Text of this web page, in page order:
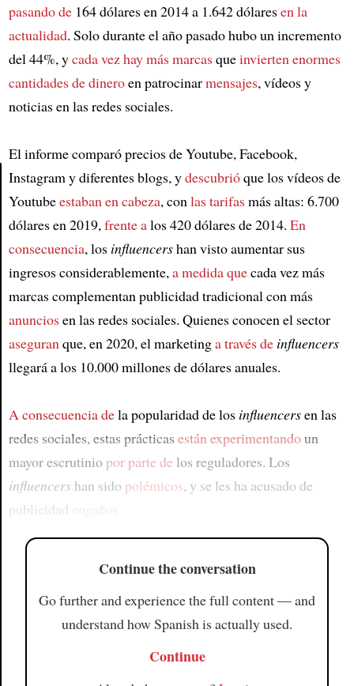
Article
pasando de164 dólares en 2014 a 1.642 dólaresen la
actualidad. Solo durante el año pasado hubo un incremento
del 44%, ycada vez hay más marcasqueinvierten enormes
cantidades de dineroen patrocinarmensajes, vídeos y
noticias en las redes sociales.
El informe comparó precios de Youtube, Facebook,
Instagram y diferentes blogs, ydescubrióque los vídeos de
Youtubeestaban en cabeza, con las tarifasmás altas: 6.700
dólares en 2019, frente alos 420 dólares de 2014. En
consecuencia, los influencershan visto aumentar sus
ingresos considerablemente, a medida quecada vez más
marcas complementan publicidad tradicional con más
anunciosen las redes sociales. Quienes conocen el sector
aseguran que, en 2020, el marketinga través de influencers
llegará a los 10.000 millones de dólares anuales.
A consecuencia dela popularidad de los influencersen las
redes sociales, estas prácticas están experimentandoun
mayor escrutinio por parte delos reguladores. Los
influencershan sido polémicos, y se les ha acusado de
publicidad
engaños
Continue the conversation
Go further and experience the full content — and
understand how Spanish is actually used.
Continue